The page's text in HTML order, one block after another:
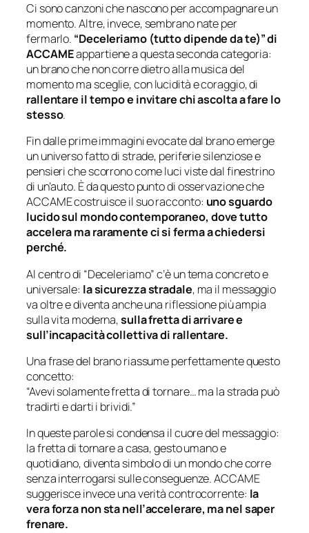
Ci sono canzoni che nascono per accompagnare un
momento. Altre, invece, sembrano nate per
fermarlo. “Deceleriamo (tutto dipende da te)” di
ACCAMEappartiene a questa seconda categoria:
un brano che non corre dietro alla musica del
momento ma sceglie, con lucidità e coraggio, di
rallentare il tempo e invitare chi ascolta a fare lo
stesso.
Fin dalle prime immagini evocate dal brano emerge
un universo fatto di strade, periferie silenziose e
pensieri che scorrono come luci viste dal finestrino
di un’auto. È da questo punto di osservazione che
ACCAME costruisce il suo racconto: uno sguardo
lucido sul mondo contemporaneo, dove tutto
accelera ma raramente ci si ferma a chiedersi
perché.
Al centro di “Deceleriamo” c’è un tema concreto e
universale: la sicurezza stradale, ma il messaggio
va oltre e diventa anche una riflessione più ampia
sulla vita moderna,sulla fretta di arrivare e
sull’incapacità collettiva di rallentare.
Una frase del brano riassume perfettamente questo
concetto:
“Avevi solamente fretta di tornare… ma la strada può
tradirti e darti i brividi.”
In queste parole si condensa il cuore del messaggio:
la fretta di tornare a casa, gesto umano e
quotidiano, diventa simbolo di un mondo che corre
senza interrogarsi sulle conseguenze. ACCAME
suggerisce invece una verità controcorrente: la
vera forza non sta nell’accelerare, ma nel saper
frenare.